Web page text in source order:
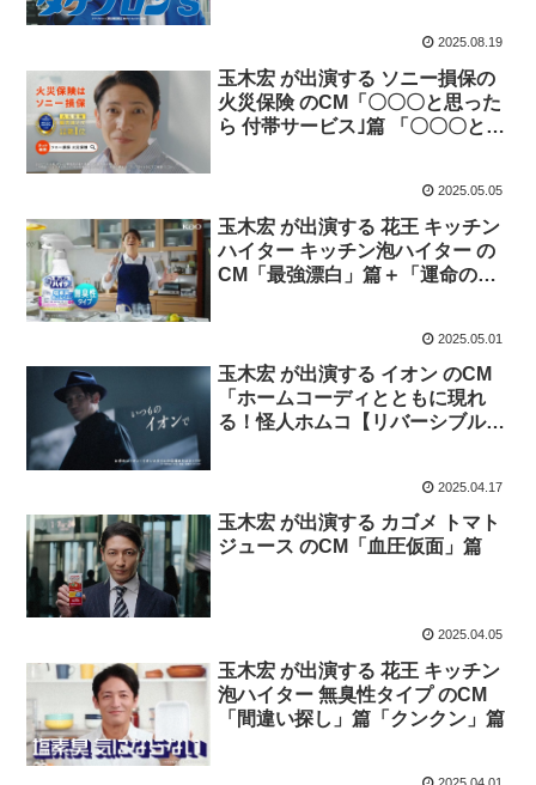
2025.08.19
玉木宏 が出演する ソニー損保の
火災保険 のCM「〇〇〇と思った
ら 付帯サービス｣篇 「〇〇〇と思
〇と思ったら 地震補償」篇2025.05.05
玉木宏 が出演する 花王 キッチン
ハイター キッチン泡ハイター の
CM「最強漂白」篇＋「運命の無
2025.05.01
玉木宏 が出演する イオン のCM
「ホームコーディとともに現れ
る！怪人ホムコ【リバーシブル
2025.04.17
玉木宏 が出演する カゴメ トマト
ジュース のCM「血圧仮面」篇
2025.04.05
玉木宏 が出演する 花王 キッチン
泡ハイター 無臭性タイプ のCM
「間違い探し」篇「クンクン」篇